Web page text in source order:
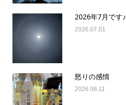
2026年7月です♪
2026.07.01
怒りの感情
2026.06.11